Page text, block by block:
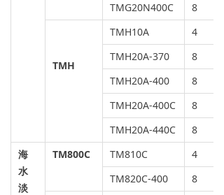
TMG20N400C
8
TMH
TMH10A
4
TMH20A-370
8
TMH20A-400
8
TMH20A-400C
8
TMH20A-440C
8
海
水
淡
TM800C TM810C
4
TM820C-400
8